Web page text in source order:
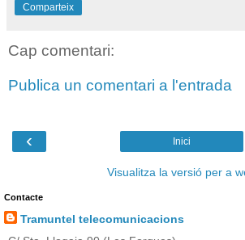
Comparteix
Cap comentari:
Publica un comentari a l'entrada
‹ Inici
Visualitza la versió per a
Contacte
Tramuntel telecomunicacions